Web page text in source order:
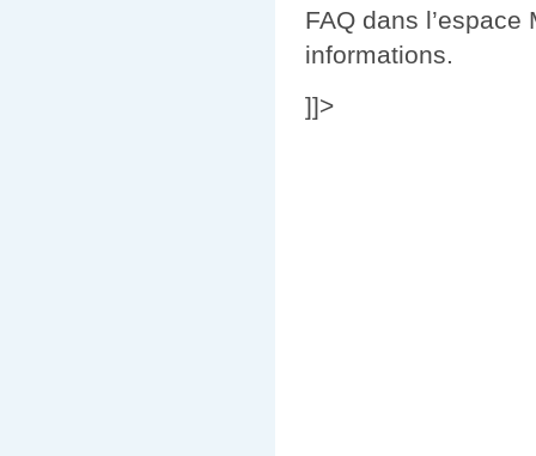
FAQ dans
informations.
]]>